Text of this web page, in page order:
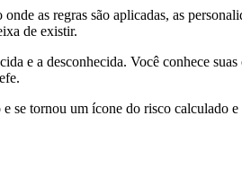
as regras são aplicadas, as
de existir.
e a desconhecida. Você conhece
tornou um ícone do risco calculado